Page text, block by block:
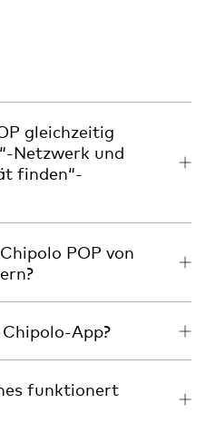
gleichzeitig
Netzwerk und
finden“-
POP von
App?
funktionert